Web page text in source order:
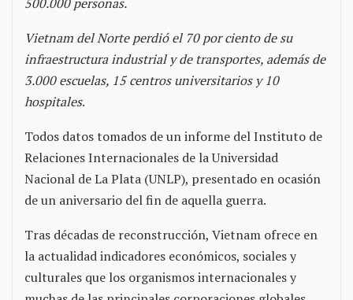
Vietnam del Norte perdió el 70 por ciento de su
infraestructura industrial y de transportes, además de
3.000 escuelas, 15 centros universitarios y 10
hospitales.
Todos datos tomados de un informe del Instituto de
Relaciones Internacionales de la Universidad
Nacional de La Plata (UNLP), presentado en ocasión
de un aniversario del fin de aquella guerra.
Tras décadas de reconstrucción, Vietnam ofrece en
la actualidad indicadores económicos, sociales y
culturales que los organismos internacionales y